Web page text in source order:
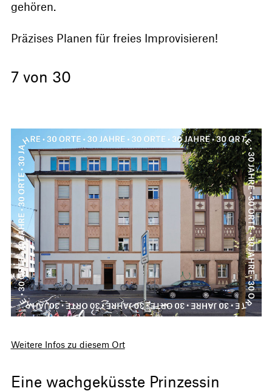
gehören.
Präzises Planen für freies Improvisieren!
7 von 30
Weitere Infos zu diesem Ort
Eine wachgeküsste Prinzessin